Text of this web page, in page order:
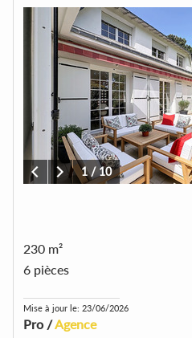
1/ 10
230 m²
6 pièces
Mise à jour le: 23/06/2026
Pro /Agence